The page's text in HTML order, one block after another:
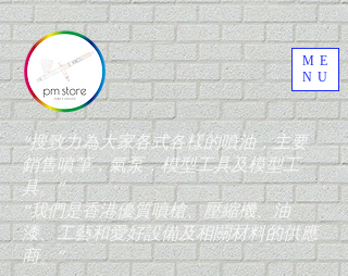
“搜致力為大家各式各樣的噴油，主要
銷售噴筆，氣泵，模型工具及模型工
具。”
“我們是香港優質噴槍、壓縮機、油
漆、工藝和愛好設備及相關材料的供應
商。”
ME
NU